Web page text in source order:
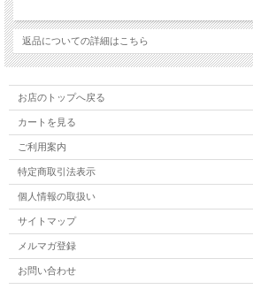
返品についての詳細はこちら
お店のトップへ戻る
カートを見る
ご利用案内
特定商取引法表示
個人情報の取扱い
サイトマップ
メルマガ登録
お問い合わせ